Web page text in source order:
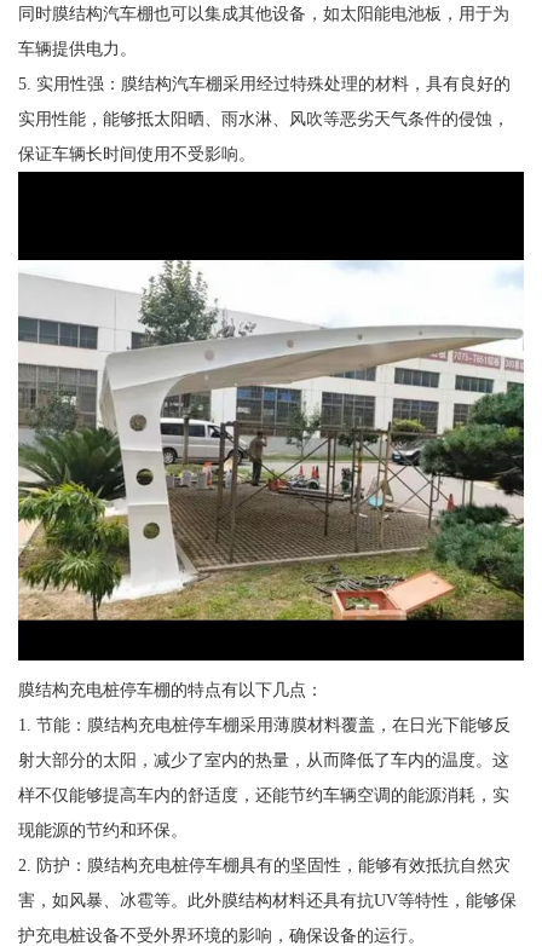
同时膜结构汽车棚也可以集成其他设备，如太阳能电池板，用于为
车辆提供电力。
5. 实用性强：膜结构汽车棚采用经过特殊处理的材料，具有良好的
实用性能，能够抵太阳晒、雨水淋、风吹等恶劣天气条件的侵蚀，
保证车辆长时间使用不受影响。
膜结构充电桩停车棚的特点有以下几点：
1. 节能：膜结构充电桩停车棚采用薄膜材料覆盖，在日光下能够反
射大部分的太阳，减少了室内的热量，从而降低了车内的温度。这
样不仅能够提高车内的舒适度，还能节约车辆空调的能源消耗，实
现能源的节约和环保。
2. 防护：膜结构充电桩停车棚具有的坚固性，能够有效抵抗自然灾
害，如风暴、冰雹等。此外膜结构材料还具有抗UV等特性，能够保
护充电桩设备不受外界环境的影响，确保设备的运行。